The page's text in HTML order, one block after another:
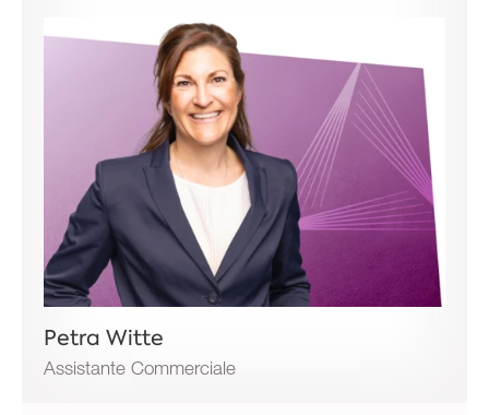
Petra Witte
Assistante Commerciale